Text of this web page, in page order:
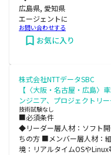
広島県, 愛知県
エージェントに
お問い合わせする
お気に入り
株式会社NTTデータSBC
【〈大阪・名古屋・広島〉
ンジニア、プロジェクトリー
技術試験なし
■必須条件
◆リーダー層人材：ソフト
ちの方 ■メンバー層人材
境：リアルタイムOSや